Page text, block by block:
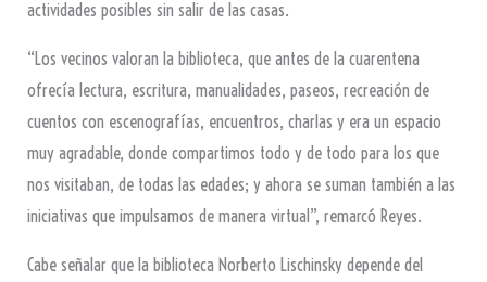
actividades posibles sin salir de las casas.
“Los vecinos valoran la biblioteca, que antes de la cuarentena
ofrecía lectura, escritura, manualidades, paseos, recreación de
cuentos con escenografías, encuentros, charlas y era un espacio
muy agradable, donde compartimos todo y de todo para los que
nos visitaban, de todas las edades; y ahora se suman también a las
iniciativas que impulsamos de manera virtual”, remarcó Reyes.
Cabe señalar que la biblioteca Norberto Lischinsky depende del